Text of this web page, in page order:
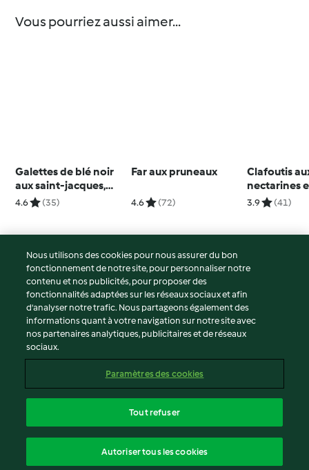
Vous pourriez aussi aimer...
Galettes de blé noir
aux saint-jacques,
sauce à l'andouille
4.6 (35)
Far aux pruneaux
4.6 (72)
Clafoutis
nectarines
3.9 (41)
© Copyright 2026
Conditions d'utilisation
Politique de confidentialité
Non-responsabilité
Mentions légales
Contenu du rapport
Déclaration d'accessibilité
Nous utilisons des cookies pour nous assurer du bon
fonctionnement de notre site, pour personnaliser notre
contenu et nos publicités, pour proposer des
fonctionnalités adaptées sur les réseaux sociaux et afin
d’analyser notre trafic. Nous partageons également des
informations quant à votre navigation sur notre site avec
nos partenaires analytiques, publicitaires et de réseaux
sociaux.
Paramètres des cookies
Tout refuser
Autoriser tous les cookies